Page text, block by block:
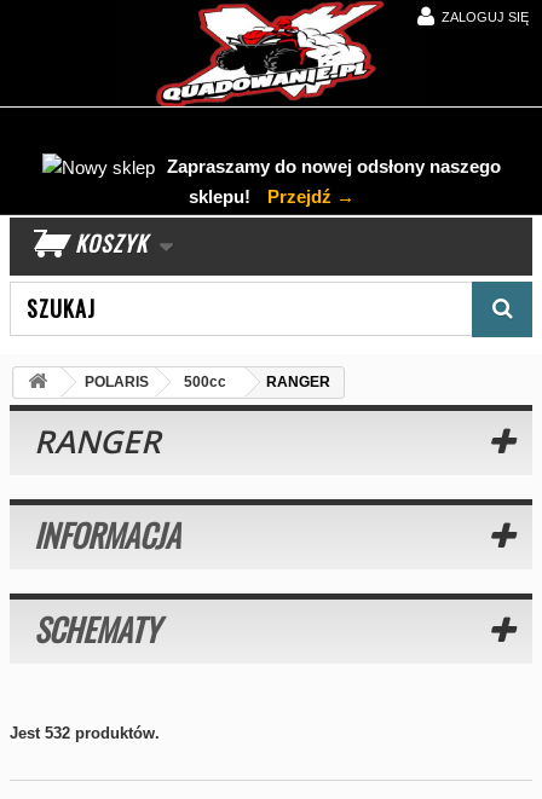
ZALOGUJ SIĘ
Zapraszamy do nowej odsłony naszego
sklepu!
Przejdź →
KOSZYK
POLARIS 500cc RANGER
RANGER
INFORMACJA
SCHEMATY
Jest 532 produktów.